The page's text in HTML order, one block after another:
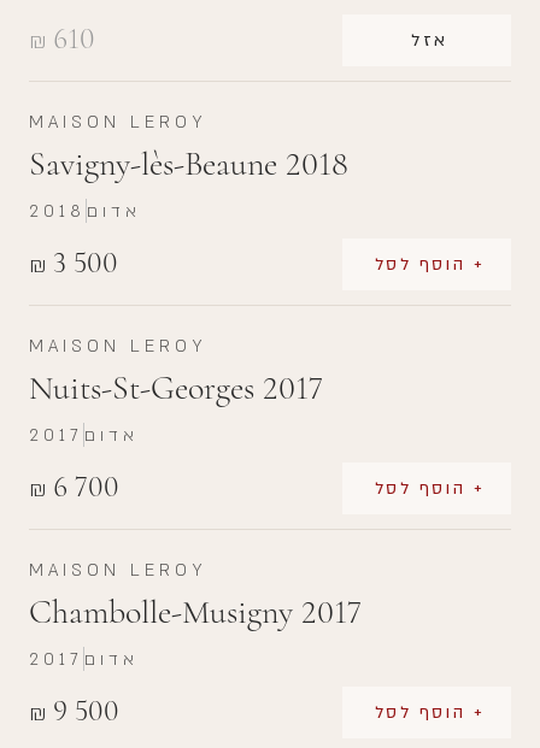
₪ 610 אזל
MAISON LEROY
Savigny-lès-Beaune 2018
₪ 3 500 + הוסף לסל
2018 אדום
MAISON LEROY
Nuits-St-Georges 2017
₪ 6 700 + הוסף לסל
2017 אדום
MAISON LEROY
Chambolle-Musigny 2017
₪ 9 500 + הוסף לסל
2017 אדום